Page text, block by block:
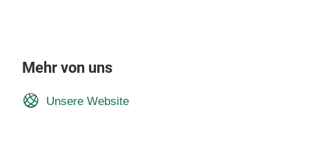
Mehr von uns
Unsere Website